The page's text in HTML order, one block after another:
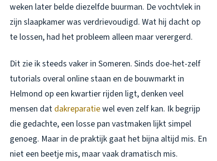
weken later belde diezelfde buurman. De vochtvlek in
zijn slaapkamer was verdrievoudigd. Wat hij dacht op
te lossen, had het probleem alleen maar verergerd.
Dit zie ik steeds vaker in Someren. Sinds doe-het-zelf
tutorials overal online staan en de bouwmarkt in
Helmond op een kwartier rijden ligt, denken veel
mensen dat dakreparatiewel even zelf kan. Ik begrijp
die gedachte, een losse pan vastmaken lijkt simpel
genoeg. Maar in de praktijk gaat het bijna altijd mis. En
niet een beetje mis, maar vaak dramatisch mis.